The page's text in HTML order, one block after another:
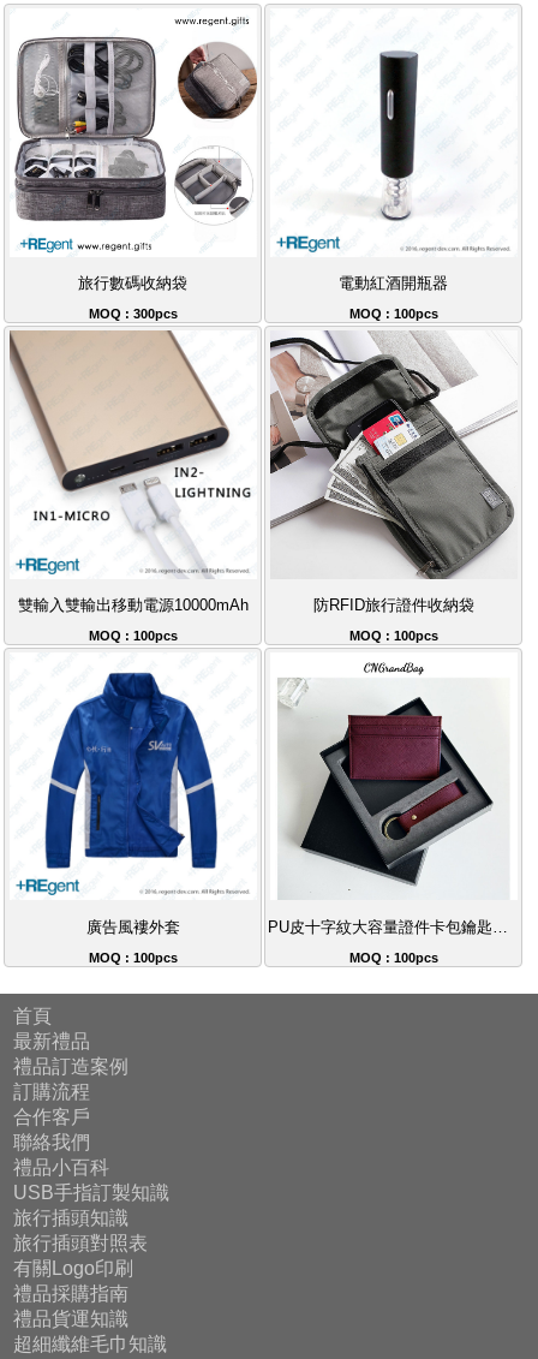
旅行數碼收納袋
MOQ : 300pcs
電動紅酒開瓶器
MOQ : 100pcs
雙輸入雙輸出移動電源10000mAh
MOQ : 100pcs
防RFID旅行證件收納袋
MOQ : 100pcs
廣告風褸外套
MOQ : 100pcs MOQ : 100pcs
首頁
最新禮品
禮品訂造案例
訂購流程
合作客戶
聯絡我們
禮品小百科
USB手指訂製知識
旅行插頭知識
旅行插頭對照表
有關Logo印刷
禮品採購指南
禮品貨運知識
超細纖維毛巾知識